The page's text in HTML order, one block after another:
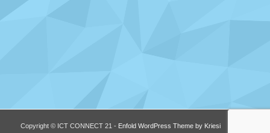
Copyright © ICT CONNECT 21 - Enfold WordPress Theme by Kriesi